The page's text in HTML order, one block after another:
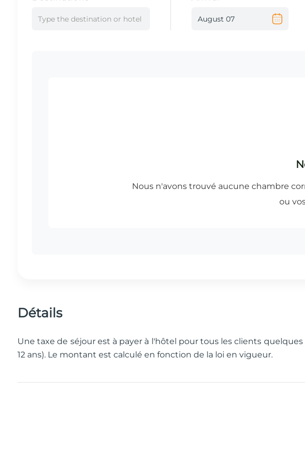
Type the destination or hotel
Détails
Une taxe de séjour est à payer à l'hôtel pour tous les clients
12 ans). Le montant est calculé en fonction de la loi en vigueur.